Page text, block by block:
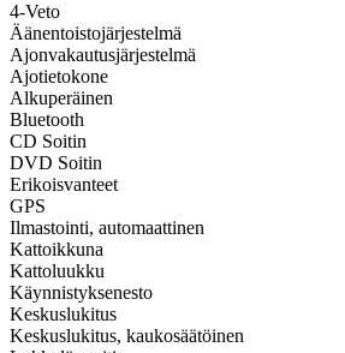
4-Veto
Äänentoistojärjestelmä
Ajonvakautusjärjestelmä
Ajotietokone
Alkuperäinen
Bluetooth
CD Soitin
DVD Soitin
Erikoisvanteet
GPS
Ilmastointi, automaattinen
Kattoikkuna
Kattoluukku
Käynnistyksenesto
Keskuslukitus
Keskuslukitus, kaukosäätöinen